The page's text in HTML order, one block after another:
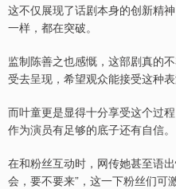
这不仅展现了话剧本身的创新精
一样，都在突破。
监制陈善之也感慨，这部剧真的
受去呈现，希望观众能接受这种表
而叶童更是显得十分享受这个过
作为演员有足够的底子还有自信。
在和粉丝互动时，网传她甚至语
会，要不要来”，这一下粉丝们可